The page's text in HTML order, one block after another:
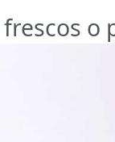
o